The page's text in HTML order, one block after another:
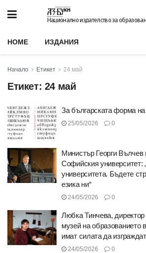
Национално издателство за
HOME ИЗДАНИЯ
Начало Етикет 24 май
Етикет: 24 май
За българската форма
25/05/2026 0
Министър Георги Вълчев
Софийския университет:
университета. Бъдете
езика ни“
24/05/2026 0
Любка Тинчева,
музей на образованието
имат силата да
24/05/2026 0